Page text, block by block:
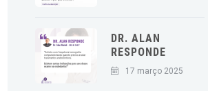
DR. ALAN
RESPONDE
17 março 2025